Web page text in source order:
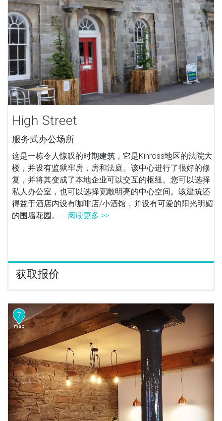
High Street
服务式办公场所
这是一栋令人惊叹的时期建筑，它是Kinross地区的法院大
楼，并设有监狱牢房，房和法庭。该中心进行了很好的修
复，并将其变成了本地企业可以交互的枢纽。您可以选择
私人办公室，也可以选择宽敞明亮的中心空间。该建筑还
得益于酒店内设有咖啡店/小酒馆，并设有可爱的阳光明媚
的围墙花园。... 阅读更多 >>
获取报价
7